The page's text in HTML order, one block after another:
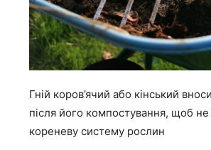
Гній коров’ячий або кінський
після його компостування, щоб
кореневу систему рослин